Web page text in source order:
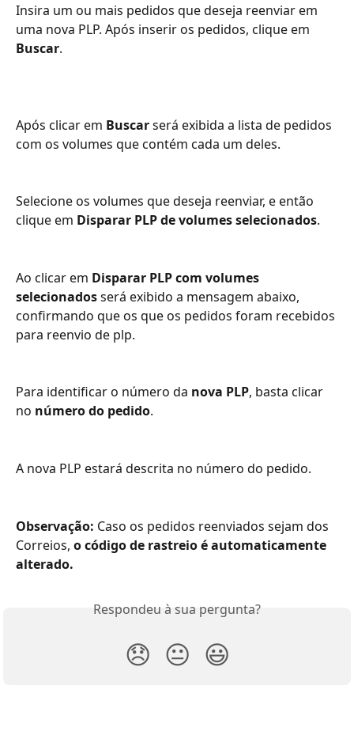
Insira um ou mais pedidos que deseja reenviar em
uma nova PLP. Após inserir os pedidos, clique em
Buscar.
Após clicar em Buscar será exibida a lista de pedidos
com os volumes que contém cada um deles.
Selecione os volumes que deseja reenviar, e então
clique em Disparar PLP de volumes selecionados.
Ao clicar em Disparar PLP com volumes
selecionados será exibido a mensagem abaixo,
confirmando que os que os pedidos foram recebidos
para reenvio de plp.
Para identificar o número da nova PLP, basta clicar
no número do pedido.
A nova PLP estará descrita no número do pedido.
Observação: Caso os pedidos reenviados sejam dos
Correios, o código de rastreio é automaticamente
alterado.
Respondeu à sua pergunta?
😞 😐 😃